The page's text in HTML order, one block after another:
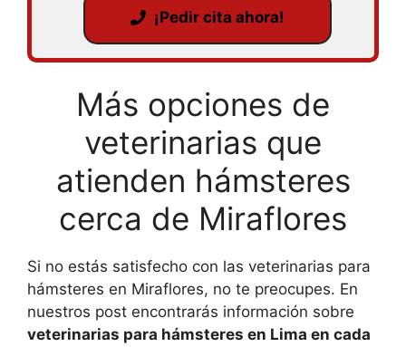
¡Pedir cita ahora!
Más opciones de
veterinarias que
atienden hámsteres
cerca de Miraflores
Si no estás satisfecho con las veterinarias para
hámsteres en Miraflores, no te preocupes. En
nuestros post encontrarás información sobre
veterinarias para hámsteres en Lima en cada